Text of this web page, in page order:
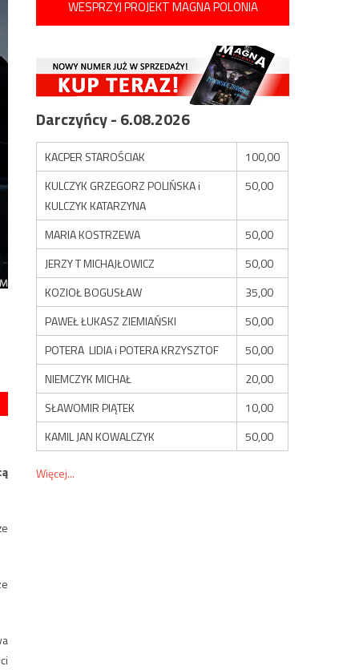
WESPRZYJ PROJEKT MAGNA POLONIA
Darczyńcy - 6.08.2026
KACPER STAROŚCIAK
100,00
KULCZYK GRZEGORZ POLIŃSKA i
KULCZYK KATARZYNA
50,00
MARIA KOSTRZEWA
50,00
JERZY T MICHAJŁOWICZ
50,00
KOZIOŁ BOGUSŁAW
35,00
PAWEŁ ŁUKASZ ZIEMIAŃSKI
50,00
POTERA LIDIA i POTERA KRZYSZTOF
50,00
NIEMCZYK MICHAŁ
20,00
SŁAWOMIR PIĄTEK
10,00
KAMIL JAN KOWALCZYK
50,00
Więcej...